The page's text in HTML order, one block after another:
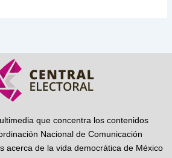
que concentra los contenidos
Nacional de Comunicación
acerca de la vida democrática de México